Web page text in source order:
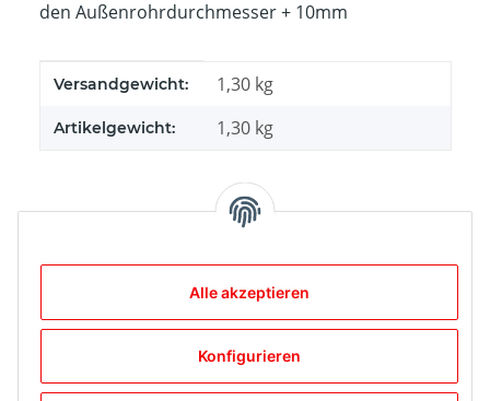
den Außenrohrdurchmesser + 10mm
Produkteigenschaft
Wert
Versandgewicht: 1,30 kg
Artikelgewicht: 1,30 kg
Bewertungen
Alle akzeptieren
Konfigurieren